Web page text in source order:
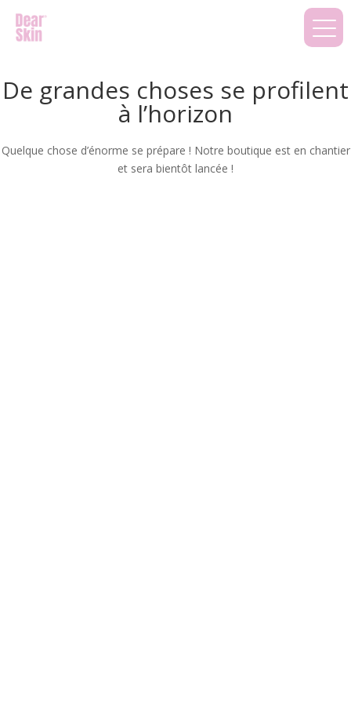
De grandes choses se profilent
à l’horizon
Quelque chose d’énorme se prépare ! Notre boutique est en chantier
et sera bientôt lancée !